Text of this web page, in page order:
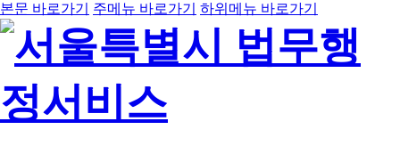
본문 바로가기 주메뉴 바로가기 하위메뉴 바로가기